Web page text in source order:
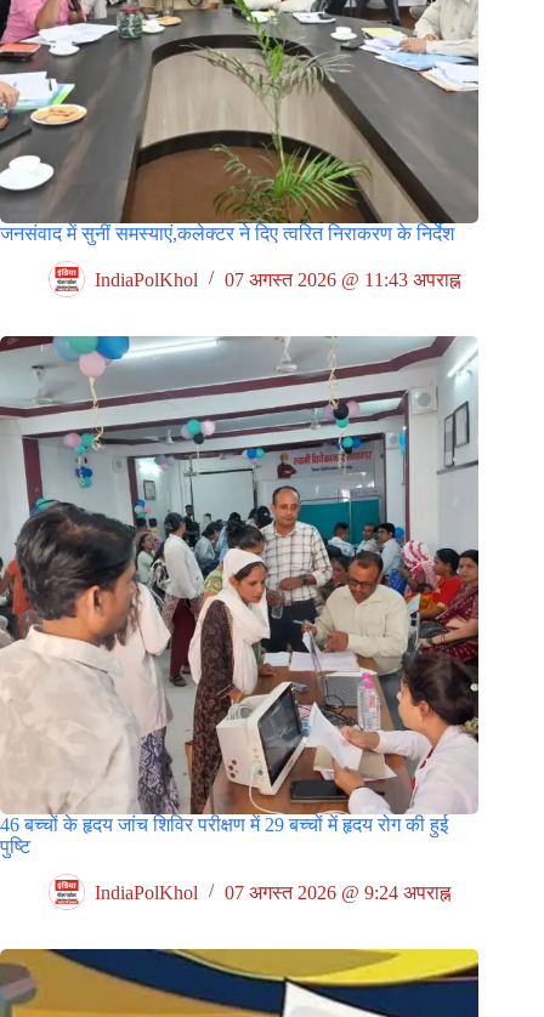
जनसंवाद में सुनीं समस्याएं,कलेक्टर ने दिए त्वरित निराकरण के निर्देश
IndiaPolKhol 07 अगस्त 2026 @ 11:43 अपराह्न
46 बच्चों के हृदय जांच शिविर परीक्षण में 29 बच्चों में हृदय रोग की हुई
पुष्टि
IndiaPolKhol 07 अगस्त 2026 @ 9:24 अपराह्न